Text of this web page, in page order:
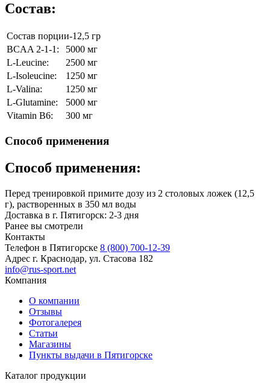
Состав:
Состав порции-12,5 гр
BCAA 2-1-1:
5000 мг
L-Leucine:
2500 мг
L-Isoleucine:
1250 мг
L-Valina:
1250 мг
L-Glutamine:
5000 мг
Vitamin B6:
300 мг
Способ применения
Способ применения:
Перед тренировкой примите дозу из 2 столовых ложек (12,5
г), растворенных в 350 мл воды
Доставка в г. Пятигорск: 2-3 дня
Ранее вы смотрели
Контакты
Телефон в Пятигорске 8 (800) 700-12-39
Адрес г. Краснодар, ул. Стасова 182
info@rus-sport.net
Компания
О компании
Отзывы
Фотогалерея
Статьи
Магазины
Пункты выдачи в Пятигорске
Каталог продукции